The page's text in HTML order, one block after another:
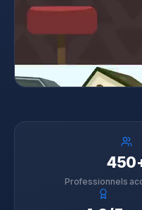
Professionnels